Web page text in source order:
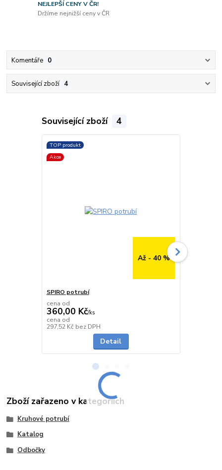
NEJLEPŠÍ CENY V ČR!
Držíme nejnižší ceny v ČR
Komentáře 0
Související zboží 4
Související zboží 4
TOP produkt
Akce
Až - 40 %
SPIRO potrubí
cena od
360,00 Kč/ks
cena od
297,52 Kč bez DPH
Detail
Zboží zařazeno v kategoriích
Kruhové potrubí
Katalog
Odbočky